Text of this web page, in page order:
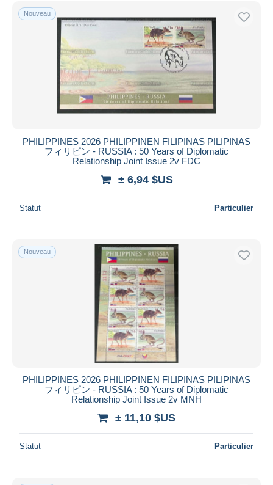
Uniquement en réduction
Livraison gratuite
Méthodes de paiement
PayPal
Virement bancaire
Visa
Mastercard
iDeal
Maestro
Résidence du vendeur
Appliquer
Nouveau
PHILIPPINES 2026 PHILIPPINEN FILIPINAS PILIPINAS
フィリピン - RUSSIA : 50 Years of Diplomatic
Relationship Joint Issue 2v FDC
± 6,94 $US
Statut Particulier
Nouveau
PHILIPPINES 2026 PHILIPPINEN FILIPINAS PILIPINAS
フィリピン - RUSSIA : 50 Years of Diplomatic
Relationship Joint Issue 2v MNH
± 11,10 $US
Statut Particulier